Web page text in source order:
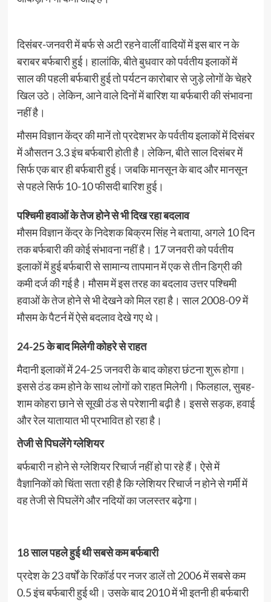
दिसंबर-जनवरी में बर्फ से अटी रहने वालीं वादियाें में इस बार न के
बराबर बर्फबारी हुई। हालांकि, बीते बुधवार को पर्वतीय इलाकों में
साल की पहली बर्फबारी हुई तो पर्यटन कारोबार से जुड़े लोगों के चेहरे
खिल उठे। लेकिन, आने वाले दिनों में बारिश या बर्फबारी की संभावना
नहीं है।
मौसम विज्ञान केंद्र की मानें तो प्रदेशभर के पर्वतीय इलाकों में दिसंबर
में औसतन 3.3 इंच बर्फबारी होती है। लेकिन, बीते साल दिसंबर में
सिर्फ एक बार ही बर्फबारी हुई। जबकि मानसून के बाद और मानसून
से पहले सिर्फ 10-10 फीसदी बारिश हुई।
पश्चिमी हवाओं के तेज होने से भी दिख रहा बदलाव
मौसम विज्ञान केंद्र के निदेशक बिक्रम सिंह ने बताया, अगले 10 दिन
तक बर्फबारी की कोई संभावना नहीं है। 17 जनवरी को पर्वतीय
इलाकों में हुई बर्फबारी से सामान्य तापमान में एक से तीन डिग्री की
कमी दर्ज की गई है। मौसम में इस तरह का बदलाव उत्तर पश्चिमी
हवाओं के तेज होने से भी देखने को मिल रहा है। साल 2008-09 में
मौसम के पैटर्न में ऐसे बदलाव देखे गए थे।
24-25 के बाद मिलेगी कोहरे से राहत
मैदानी इलाकों में 24-25 जनवरी के बाद कोहरा छंटना शुरू होगा।
इससे ठंड कम होने के साथ लोगों को राहत मिलेगी। फिलहाल, सुबह-
शाम कोहरा छाने से सूखी ठंड से परेशानी बढ़ी है। इससे सड़क, हवाई
और रेल यातायात भी प्रभावित हो रहा है।
तेजी से पिघलेंगे ग्लेशियर
बर्फबारी न होने से ग्लेशियर रिचार्ज नहीं हो पा रहे हैं। ऐसे में
वैज्ञानिकों को चिंता सता रही है कि ग्लेशियर रिचार्ज न होने से गर्मी में
वह तेजी से पिघलेंगे और नदियों का जलस्तर बढ़ेगा।
18 साल पहले हुई थी सबसे कम बर्फबारी
प्रदेश के 23 वर्षों के रिकॉर्ड पर नजर डालें तो 2006 में सबसे कम
0.5 इंच बर्फबारी हुई थी। उसके बाद 2010 में भी इतनी ही बर्फबारी